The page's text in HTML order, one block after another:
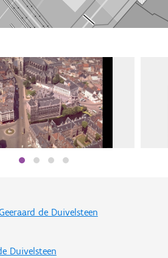
de Duivelsteen
Duivelsteen